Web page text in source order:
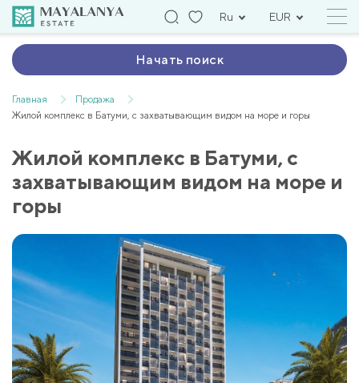
Ru EUR
Начать поиск
Главная
Продажа
Жилой комплекс в Батуми, с захватывающим видом на море и горы
Жилой комплекс в Батуми, с
захватывающим видом на море и
горы